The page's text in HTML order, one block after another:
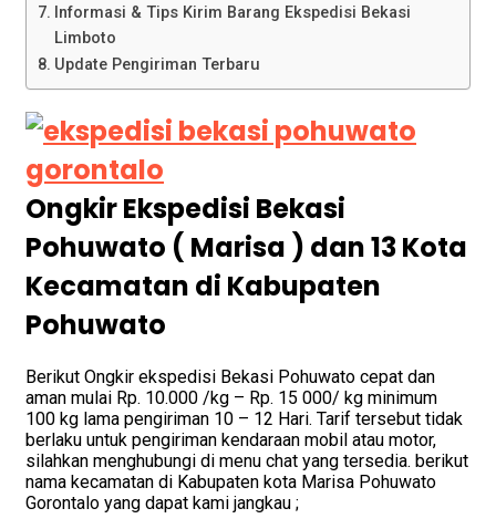
Informasi & Tips Kirim Barang Ekspedisi Bekasi
Limboto
Update Pengiriman Terbaru
Ongkir Ekspedisi Bekasi
Pohuwato ( Marisa ) dan 13 Kota
Kecamatan di Kabupaten
Pohuwato
Berikut Ongkir ekspedisi Bekasi Pohuwato cepat dan
aman mulai Rp. 10.000 /kg – Rp. 15 000/ kg minimum
100 kg lama pengiriman 10 – 12 Hari. Tarif tersebut tidak
berlaku untuk pengiriman kendaraan mobil atau motor,
silahkan menghubungi di menu chat yang tersedia. berikut
nama kecamatan di Kabupaten kota Marisa Pohuwato
Gorontalo yang dapat kami jangkau ;